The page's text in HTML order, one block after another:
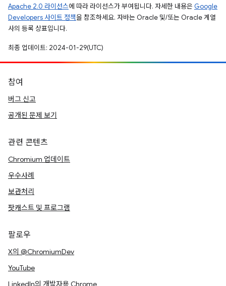
Apache 2.0 라이선스에 따라 라이선스가 부여됩니다. 자세한 내용은 Google
Developers 사이트 정책을 참조하세요. 자바는 Oracle 및/또는 Oracle 계열
사의 등록 상표입니다.
최종 업데이트: 2024-01-29(UTC)
참여
버그 신고
공개된 문제 보기
관련 콘텐츠
Chromium 업데이트
우수사례
보관처리
팟캐스트 및 프로그램
팔로우
X의 @ChromiumDev
YouTube
LinkedIn의 개발자용 Chrome